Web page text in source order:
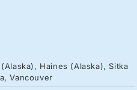
Haines (Alaska), Sitka
Vancouver